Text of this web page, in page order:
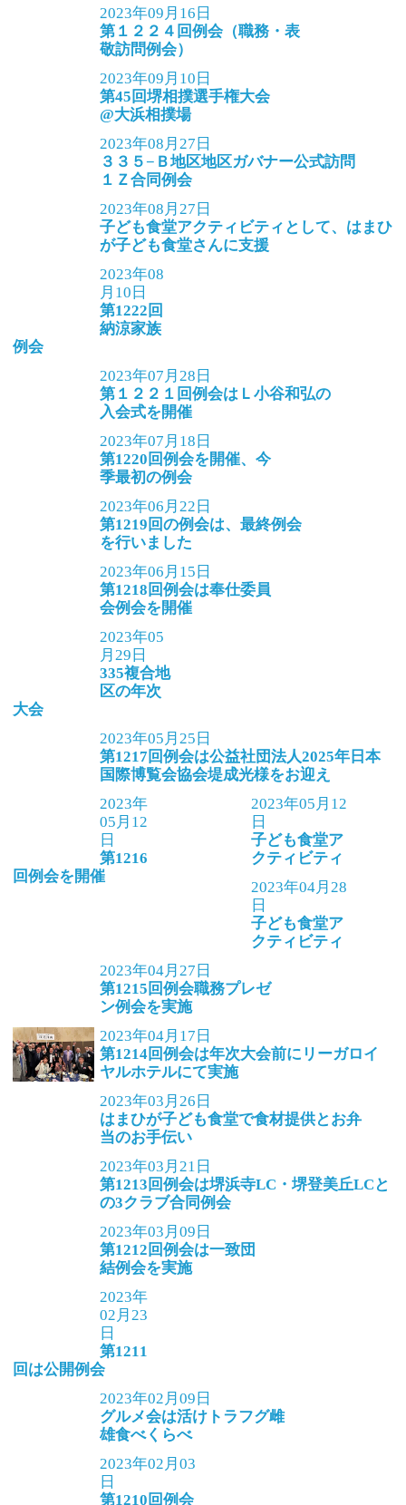
2023年09月16日
第１２２４回例会（職務・表
敬訪問例会）
2023年09月10日
第45回堺相撲選手権大会
@大浜相撲場
2023年08月27日
３３５−Ｂ地区地区ガバナー公式訪問
１Ｚ合同例会
2023年08月27日
子ども食堂アクティビティとして、はまひ
が子ども食堂さんに支援
2023年08
月10日
第1222回
納涼家族
例会
2023年07月28日
第１２２１回例会はＬ小谷和弘の
入会式を開催
2023年07月18日
第1220回例会を開催、今
季最初の例会
2023年06月22日
第1219回の例会は、最終例会
を行いました
2023年06月15日
第1218回例会は奉仕委員
会例会を開催
2023年05
月29日
335複合地
区の年次
大会
2023年05月25日
第1217回例会は公益社団法人2025年日本
国際博覧会協会堤成光様をお迎え
2023年
05月12
日
第1216
回例会を開催
2023年05月12
日
子ども食堂ア
クティビティ
2023年04月28
日
子ども食堂ア
クティビティ
2023年04月27日
第1215回例会職務プレゼ
ン例会を実施
2023年04月17日
第1214回例会は年次大会前にリーガロイ
ヤルホテルにて実施
2023年03月26日
はまひが子ども食堂で食材提供とお弁
当のお手伝い
2023年03月21日
第1213回例会は堺浜寺LC・堺登美丘LCと
の3クラブ合同例会
2023年03月09日
第1212回例会は一致団
結例会を実施
2023年
02月23
日
第1211
回は公開例会
2023年02月09日
グルメ会は活けトラフグ雌
雄食べくらべ
2023年02月03
日
第1210回例会